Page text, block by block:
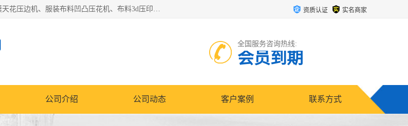
常州联宇机电自动化科技有限公司主营产品：pvc塑料焊机、高频热合机、软膜天花压边机、服装布料凹凸压花机、布料3d压印设备、服装植胶设备、超声波布料花边机、无纺布热合机、全自动压花机。 资质认证 实名商家
全国服务咨询热线:
会员到期
公司介绍 公司动态 客户案例 联系方式